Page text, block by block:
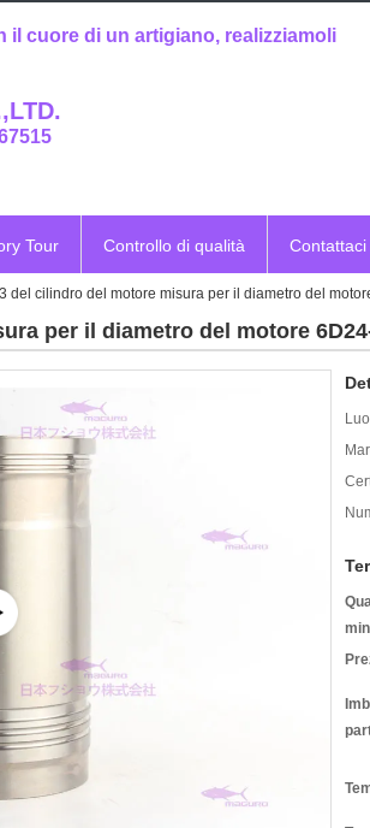
il cuore di un artigiano, realizziamoli
Tour Controllo di qualità Contattaci
del cilindro del motore misura per il diametro del
per il diametro del motore